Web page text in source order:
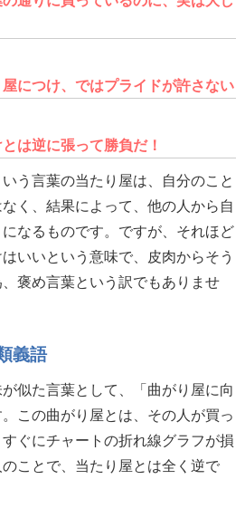
につけ、ではプライドが許さない
は逆に張って勝負だ！
う言葉の当たり屋は、自分のこと
く、結果によって、他の人から自
なるものです。ですが、それほど
いいという意味で、皮肉からそう
褒め言葉という訳でもありませ
義語
似た言葉として、「曲がり屋に向
この曲がり屋とは、その人が買っ
ぐにチャートの折れ線グラフが損
ことで、当たり屋とは全く逆で